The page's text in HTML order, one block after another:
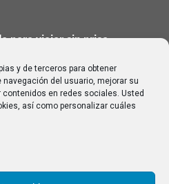
y de terceros para obtener
del usuario, mejorar su
en redes sociales. Usted
así como personalizar cuáles
para viajar sin prisa
|Política de cookies